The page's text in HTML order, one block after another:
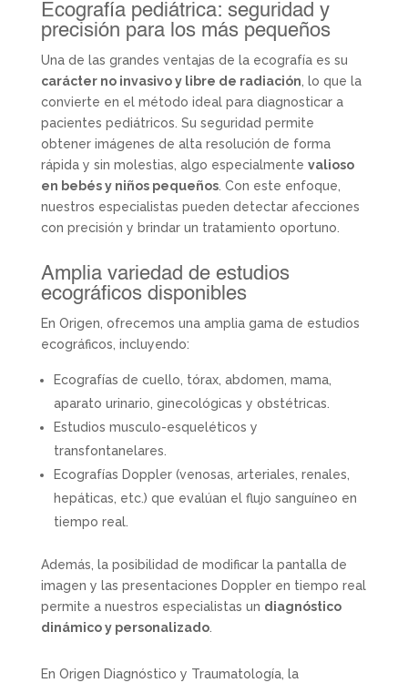
Ecografía pediátrica: seguridad y
precisión para los más pequeños
Una de las grandes ventajas de la ecografía es su
carácter no invasivo y libre de radiación , lo que la
convierte en el método ideal para diagnosticar a
pacientes pediátricos. Su seguridad permite
obtener imágenes de alta resolución de forma
rápida y sin molestias, algo especialmente valioso
en bebés y niños pequeños. Con este enfoque,
nuestros especialistas pueden detectar afecciones
con precisión y brindar un tratamiento oportuno.
Amplia variedad de estudios
ecográficos disponibles
En Origen, ofrecemos una amplia gama de estudios
ecográficos, incluyendo:
Ecografías de cuello, tórax, abdomen, mama,
aparato urinario, ginecológicas y obstétricas.
Estudios musculo-esqueléticos y
transfontanelares.
Ecografías Doppler (venosas, arteriales, renales,
hepáticas, etc.) que evalúan el flujo sanguíneo en
tiempo real.
Además, la posibilidad de modificar la pantalla de
imagen y las presentaciones Doppler en tiempo real
permite a nuestros especialistas un diagnóstico
dinámico y personalizado.
En Origen Diagnóstico y Traumatología, la